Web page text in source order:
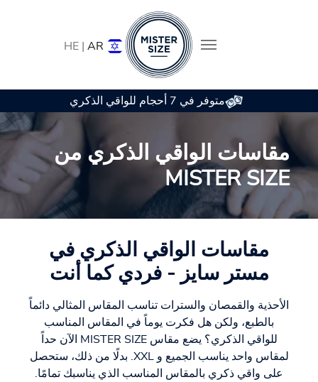
Skip to main content
HE | AR
متوفر في 7 أحجام للواقي الذكري
مقاسات الواقي الذكري من
MISTER SIZE
مقاسات الواقي الذكري في
مستر سايز - فردي كما أنت
الأحذية والقمصان والسترات تناسب المقاس المثالي دائماً
بالطبع، ولكن هل فكرت يوماً في المقاس المناسب
للواقي الذكري؟ يضع مقاس MISTER SIZE الآن حداً
لمقاس واحد يناسب الجميع و XXL. بدلًا من ذلك، ستحصل
على واقي ذكري بالمقاس المناسب الذي يناسبك تمامًا.